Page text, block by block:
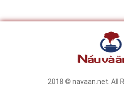
2018 © navaan.net. All